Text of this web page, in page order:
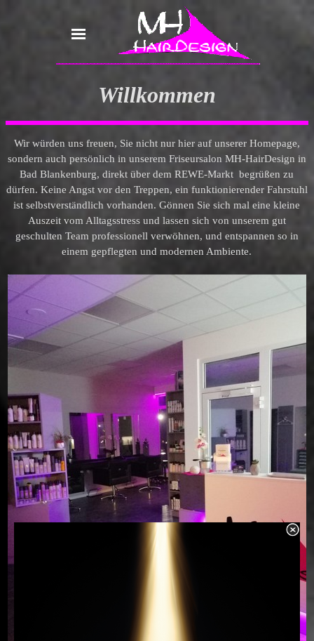
Willkommen
Wir würden uns freuen, Sie nicht nur hier auf unserer Homepage,
sondern auch persönlich in unserem Friseursalon MH-HairDesign in
Bad Blankenburg, direkt über dem REWE-Markt begrüßen zu
dürfen. Keine Angst vor den Treppen, ein funktionierender Fahrstuhl
ist selbstverständlichvorhanden.Gönnen Sie sich mal eine kleine
Auszeit vom Alltagsstress und lassen sich von unserem gut
geschulten Team professionell verwöhnen, und entspannen so in
einem gepflegten und modernen Ambiente.